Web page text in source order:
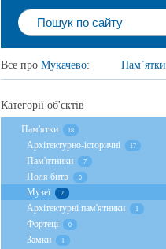
Все про Мукачево: Пам`ятки
Категорії об'єктів
Пам'ятки 18
Архітектурно-історичні 17
Пам'ятники 7
Поля битв 0
Музеї 2
Архітектурні пам'ятники 1
Фортеці 0
Замки 1